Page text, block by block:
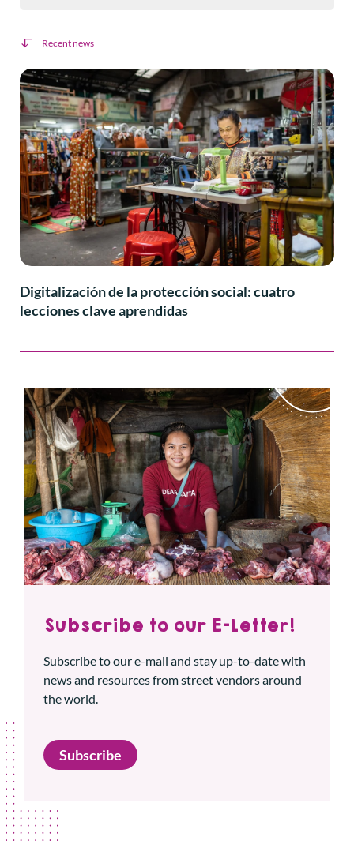
Recent news
Digitalización de la protección social: cuatro
lecciones clave aprendidas
Subscribe to our E-Letter!
Subscribe to our e-mail and stay up-to-date with
news and resources from street vendors around
the world.
Subscribe